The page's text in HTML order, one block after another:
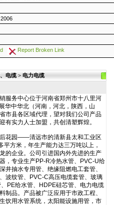
Report Broken Link
电缆 > 电力电缆
服务中心位于河南省郑州市十八里河
华中华北（河南，河北，陕西，山
市县各区域代理，望对我们公司产品
有实力人士加盟，共创清塑辉煌。
花园——清远市的清新县太和工业区
平方米，年生产能力达三万吨以上，
的企业。公司引进国内外先进的生产
，专业生产PP-R冷热水管、PVC-U给
井抽水专用管、绝缘阻燃电工套管、
波纹管、PVC-C高压电缆套管、玻璃
PE给水管、HDPE硅芯管、电力电缆
制品。产品被广泛应用于市政工程、
饮用水管系统，太阳能设施用管，市